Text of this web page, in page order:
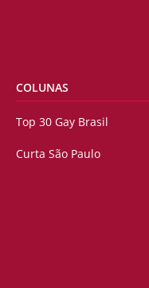
COLUNAS
Top 30 Gay Brasil
Curta São Paulo